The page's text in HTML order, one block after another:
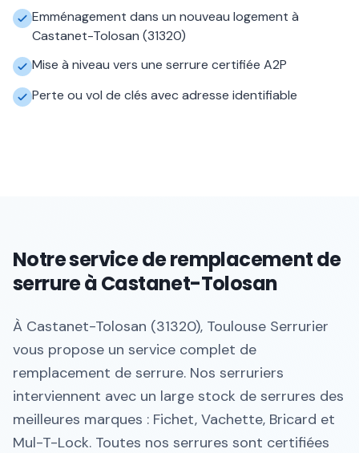
Emménagement dans un nouveau logement à
Castanet-Tolosan (31320)
Mise à niveau vers une serrure certifiée A2P
Perte ou vol de clés avec adresse identifiable
Notre service de remplacement de
serrure à Castanet-Tolosan
À Castanet-Tolosan (31320), Toulouse Serrurier
vous propose un service complet de
remplacement de serrure. Nos serruriers
interviennent avec un large stock de serrures des
meilleures marques : Fichet, Vachette, Bricard et
Mul-T-Lock. Toutes nos serrures sont certifiées